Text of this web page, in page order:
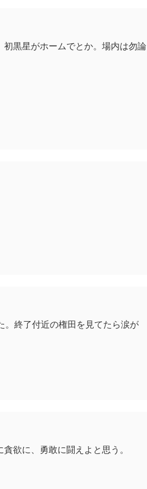
黒星がホームでとか。場内は勿論
。終了付近の権田を見てたら涙が
欲に、勇敢に闘えよと思う。